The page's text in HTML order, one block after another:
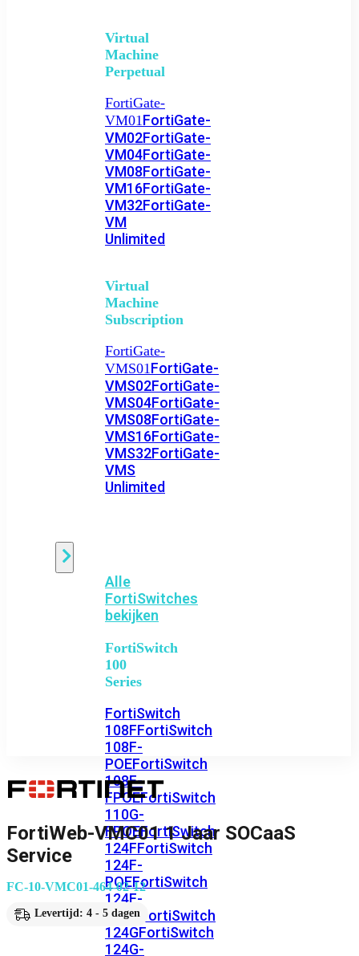
Virtual
Machine
Perpetual
FortiGate-
VM01FortiGate-
VM02FortiGate-
VM04FortiGate-
VM08FortiGate-
VM16FortiGate-
VM32FortiGate-
VM
Unlimited
Virtual
Machine
Subscription
FortiGate-
VMS01FortiGate-
VMS02FortiGate-
VMS04FortiGate-
VMS08FortiGate-
VMS16FortiGate-
VMS32FortiGate-
VMS
Unlimited
Alle
FortiSwitches
bekijken
FortiSwitch
100
Series
FortiSwitch
108FFortiSwitch
108F-
POEFortiSwitch
108F-
FPOEFortiSwitch
110G-
FPOEFortiSwitch
124FFortiSwitch
124F-
POEFortiSwitch
124F-
FPOE FortiSwitch
124GFortiSwitch
124G-
FortiWeb-VMC01 1 Jaar SOCaaS
Service
FC-10-VMC01-464-02-12
Levertijd: 4 - 5 dagen